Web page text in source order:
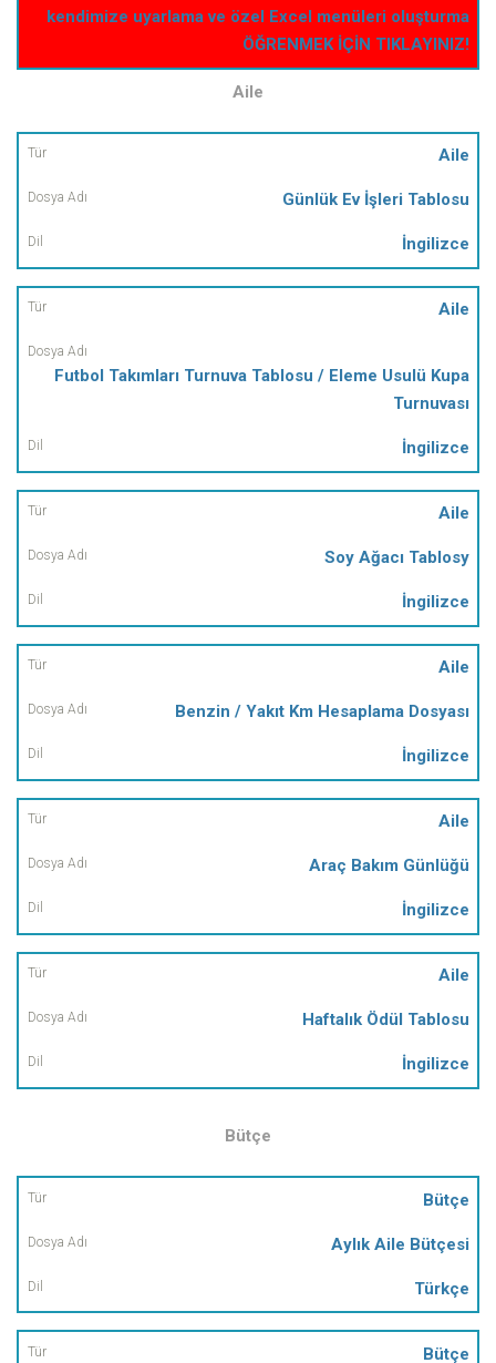
kendimize uyarlama ve özel Excel menüleri oluşturma
ÖĞRENMEK İÇİN TIKLAYINIZ!
Aile
Tür
Dosya
Dil
Aile
Günlük Ev İşleri Tablosu
İngilizce
Aile
Futbol Takımları Turnuva Tablosu / Eleme Usulü Kupa
Turnuvası
İngilizce
Aile
Soy Ağacı Tablosy
İngilizce
Aile
Benzin / Yakıt Km Hesaplama Dosyası
İngilizce
Aile
Araç Bakım Günlüğü
İngilizce
Aile
Haftalık Ödül Tablosu
İngilizce
Bütçe
Tür
Dosya
Dil
Bütçe
Aylık Aile Bütçesi
Türkçe
Bütçe